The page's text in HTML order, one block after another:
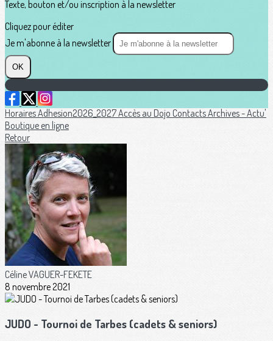
Texte, bouton et/ou inscription à la newsletter
Cliquez pour éditer
Je m'abonne à la newsletter
OK
HorairesAdhesion2026_2027Accès au Dojo ContactsArchives - Actu'
Boutique en ligne
Retour
Céline VAGUER-FEKETE
8 novembre 2021
JUDO - Tournoi de Tarbes (cadets & seniors)